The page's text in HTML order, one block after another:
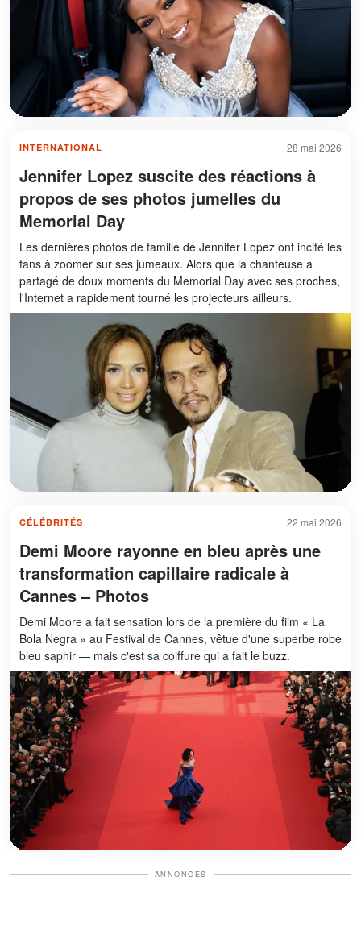
28 mai 2026
INTERNATIONAL
Jennifer Lopez suscite des réactions à
propos de ses photos jumelles du
Memorial Day
Les dernières photos de famille de Jennifer Lopez ont incité les
fans à zoomer sur ses jumeaux. Alors que la chanteuse a
partagé de doux moments du Memorial Day avec ses proches,
l'Internet a rapidement tourné les projecteurs ailleurs.
22 mai 2026
CÉLÉBRITÉS
Demi Moore rayonne en bleu après une
transformation capillaire radicale à
Cannes – Photos
Demi Moore a fait sensation lors de la première du film « La
Bola Negra » au Festival de Cannes, vêtue d'une superbe robe
bleu saphir — mais c'est sa coiffure qui a fait le buzz.
ANNONCES